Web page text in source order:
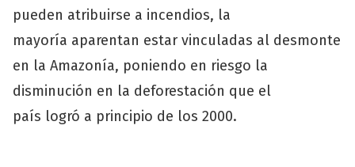
pueden atribuirse a incendios, la
mayoría aparentan estar vinculadas al desmonte
en la Amazonía, poniendo en riesgo la
disminución en la deforestación que el
país logró a principio de los 2000.